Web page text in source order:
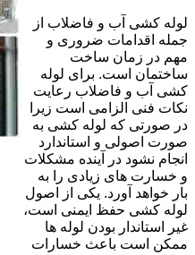
لوله کشی آب و فاضلاب از
جمله اقدامات ضروری و
مهم در زمان ساخت
ساختمان است. برای لوله
کشی آب و فاضلاب رعایت
نکات فنی الزامی است زیرا
در صورتی که لوله کشی به
صورت اصولی و استاندارد
انجام نشود در آینده مشکلات
و خسارت های زیادی را به
بار خواهد آورد. یکی از اصول
لوله کشی حفظ ایمنی است،
غیر استاندار بودن لوله ها
ممکن است باعث خسارات